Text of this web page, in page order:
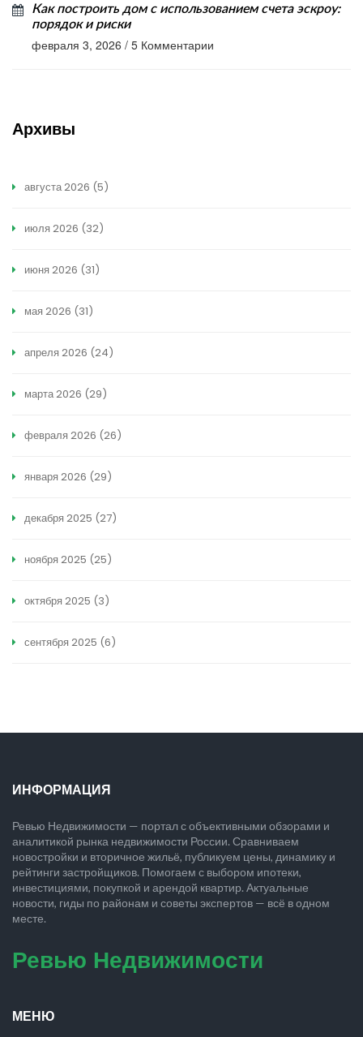
Как построить дом с использованием счета эскроу:
порядок и риски
февраля 3, 2026 / 5 Комментарии
Архивы
августа 2026 (5)
июля 2026 (32)
июня 2026 (31)
мая 2026 (31)
апреля 2026 (24)
марта 2026 (29)
февраля 2026 (26)
января 2026 (29)
декабря 2025 (27)
ноября 2025 (25)
октября 2025 (3)
сентября 2025 (6)
ИНФОРМАЦИЯ
Ревью Недвижимости — портал с объективными обзорами и
аналитикой рынка недвижимости России. Сравниваем
новостройки и вторичное жильё, публикуем цены, динамику и
рейтинги застройщиков. Помогаем с выбором ипотеки,
инвестициями, покупкой и арендой квартир. Актуальные
новости, гиды по районам и советы экспертов — всё в одном
месте.
Ревью Недвижимости
МЕНЮ